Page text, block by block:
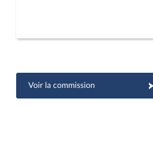
Voir la commission